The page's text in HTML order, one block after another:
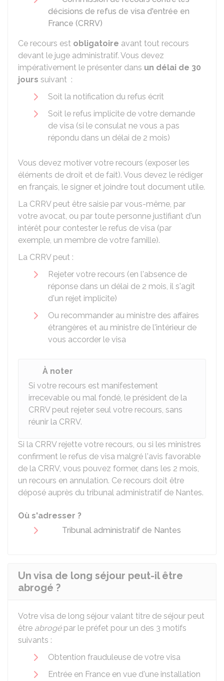
décisions de refus de visa d'entrée en
France (CRRV)
Ce recours est obligatoire avant tout recours
devant le juge administratif. Vous devez
impérativement le présenter dans un délai de 30
jours suivant :
Soit la notification du refus écrit
Soit le refus implicite de votre demande
de visa (si le consulat ne vous a pas
répondu dans un délai de 2 mois)
Vous devez motiver votre recours (exposer les
éléments de droit et de fait). Vous devez le rédiger
en français, le signer et joindre tout document utile.
La CRRV peut être saisie par vous-même, par
votre avocat, ou par toute personne justifiant d'un
intérêt pour contester le refus de visa (par
exemple, un membre de votre famille).
La CRRV peut :
Rejeter votre recours (en l'absence de
réponse dans un délai de 2 mois, il s'agit
d'un rejet implicite)
Ou recommander au ministre des affaires
étrangères et au ministre de l'intérieur de
vous accorder le visa
À noter
Si votre recours est manifestement
irrecevable ou mal fondé, le président de la
CRRV peut rejeter seul votre recours, sans
réunir la CRRV.
Si la CRRV rejette votre recours, ou si les ministres
confirment le refus de visa malgré l'avis favorable
de la CRRV, vous pouvez former, dans les 2 mois,
un recours en annulation. Ce recours doit être
déposé auprès du tribunal administratif de Nantes.
Où s'adresser ?
Tribunal administratif de Nantes
Un visa de long séjour peut-il être
abrogé ?
Votre visa de long séjour valant titre de séjour peut
être abrogépar le préfet pour un des 3 motifs
suivants :
Obtention frauduleuse de votre visa
Entrée en France en vue d'une installation